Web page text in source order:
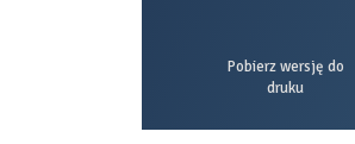
Pobierz wersję do
druku